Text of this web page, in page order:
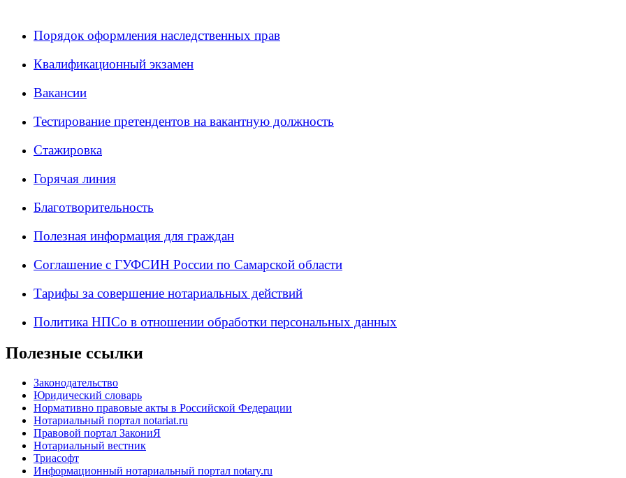
Порядок оформления наследственных прав
Квалификационный экзамен
Вакансии
Тестирование претендентов на вакантную должность
Стажировка
Горячая линия
Благотворительность
Полезная информация для граждан
Соглашение с ГУФСИН России по Самарской области
Тарифы за совершение нотариальных действий
Политика НПСо в отношении обработки персональных данных
Полезные ссылки
Законодательство
Юридический словарь
Нормативно правовые акты в Российской Федерации
Нотариальный портал notariat.ru
Правовой портал ЗакониЯ
Нотариальный вестник
Триасофт
Информационный нотариальный портал notary.ru